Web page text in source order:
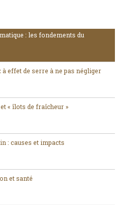
: les fondements du
à effet de serre à ne pas négliger
« îlots de fraîcheur »
: causes et impacts
et santé